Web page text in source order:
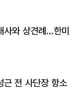
와 상견례…한미
근 전 사단장 항소